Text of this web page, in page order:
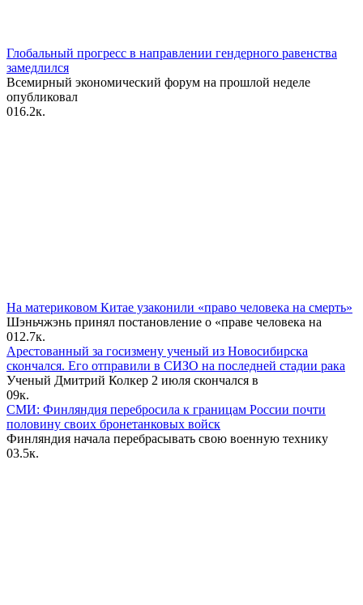
Глобальный прогресс в направлении гендерного равенства
замедлился
Всемирный экономический форум на прошлой неделе
опубликовал
016.2к.
На материковом Китае узаконили «право человека на смерть»
Шэньчжэнь принял постановление о «праве человека на
012.7к.
Арестованный за госизмену ученый из Новосибирска
скончался. Его отправили в СИЗО на последней стадии рака
Ученый Дмитрий Колкер 2 июля скончался в
09к.
СМИ: Финляндия перебросила к границам России почти
половину своих бронетанковых войск
Финляндия начала перебрасывать свою военную технику
03.5к.